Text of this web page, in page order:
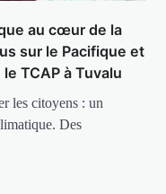
au cœur de la
sur le Pacifique et
TCAP à Tuvalu
les citoyens : un
Des